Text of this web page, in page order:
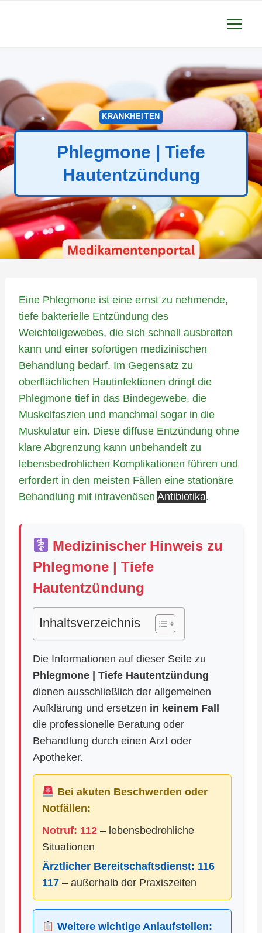
KRANKHEITEN
Phlegmone | Tiefe
Hautentzündung
Eine Phlegmone ist eine ernst zu nehmende,
tiefe bakterielle Entzündung des
Weichteilgewebes, die sich schnell ausbreiten
kann und einer sofortigen medizinischen
Behandlung bedarf. Im Gegensatz zu
oberflächlichen Hautinfektionen dringt die
Phlegmone tief in das Bindegewebe, die
Muskelfaszien und manchmal sogar in die
Muskulatur ein. Diese diffuse Entzündung ohne
klare Abgrenzung kann unbehandelt zu
lebensbedrohlichen Komplikationen führen und
erfordert in den meisten Fällen eine stationäre
Behandlung mit intravenösen Antibiotika.
Medizinischer Hinweis zu
Phlegmone | Tiefe
Hautentzündung
Inhaltsverzeichnis
Die Informationen auf dieser Seite zu
Phlegmone | Tiefe Hautentzündung
dienen ausschließlich der allgemeinen
Aufklärung und ersetzen in keinem Fall
die professionelle Beratung oder
Behandlung durch einen Arzt oder
Apotheker.
Bei akuten Beschwerden oder
Notfällen:
Notruf: 112 – lebensbedrohliche
Situationen
Ärztlicher Bereitschaftsdienst: 116
117 – außerhalb der Praxiszeiten
Weitere wichtige Anlaufstellen: